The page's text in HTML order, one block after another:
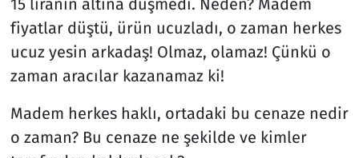
15 liranın altına düşmedi. Neden? Madem
fiyatlar düştü, ürün ucuzladı, o zaman herkes
ucuz yesin arkadaş! Olmaz, olamaz! Çünkü o
zaman aracılar kazanamaz ki!
Madem herkes haklı, ortadaki bu cenaze nedir
o zaman? Bu cenaze ne şekilde ve kimler